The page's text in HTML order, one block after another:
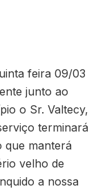
feira 09/03
junto ao
o Sr. Valtecy,
terminará
que manterá
velho de
a nossa